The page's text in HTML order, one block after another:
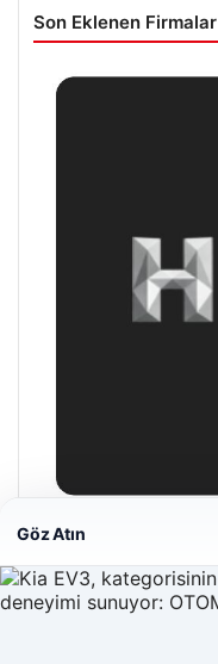
Son Eklenen Firmalar
Hastaş Beton
26/05/2026
Göz Atın